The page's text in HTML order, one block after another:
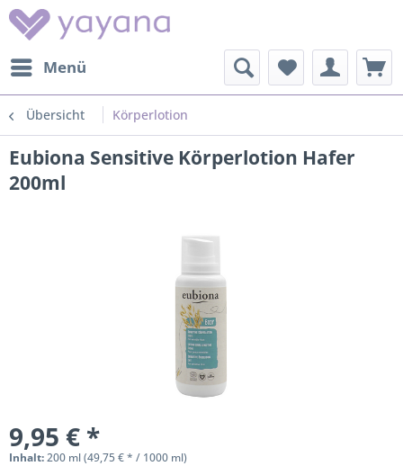
Menü
Übersicht Körperlotion
Eubiona Sensitive Körperlotion Hafer
200ml
9,95 € *
Inhalt:200 ml (49,75 € * / 1000 ml)